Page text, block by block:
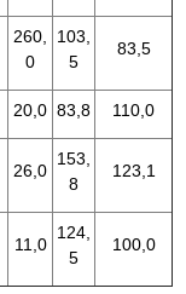
260,
0
103,
5
83,5
20,0 83,8 110,0
26,0
153,
8
123,1
11,0
124,
5
100,0